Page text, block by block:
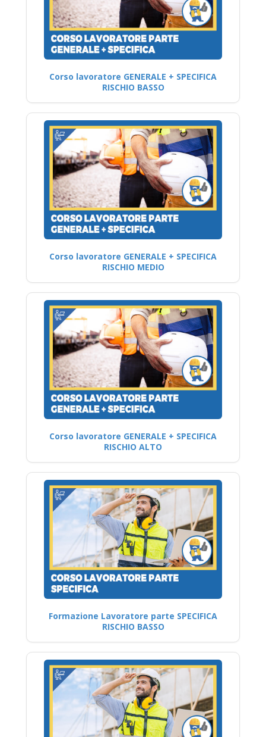
Corso lavoratore GENERALE + SPECIFICA
RISCHIO BASSO
Corso lavoratore GENERALE + SPECIFICA
RISCHIO MEDIO
Corso lavoratore GENERALE + SPECIFICA
RISCHIO ALTO
Formazione Lavoratore parte SPECIFICA
RISCHIO BASSO